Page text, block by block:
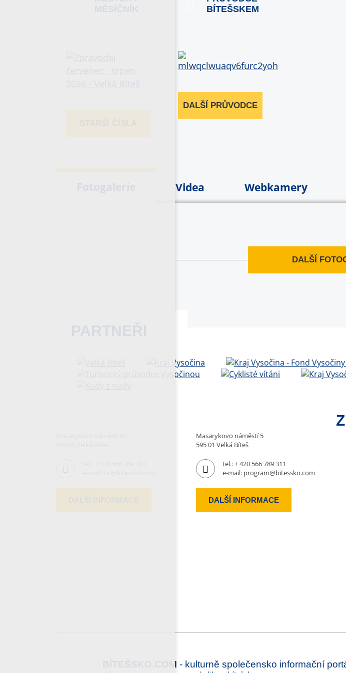
BÍTEŠSKEM
DALŠÍ PRŮVODCE
Videa Webkamery
DALŠÍ
Masarykovo náměstí 5
595 01 Velká Bíteš
tel.:+ 420 566 789 311
e-mail: program@bitessko.com
DALŠÍ INFORMACE
BÍTEŠSKO.COM - kulturně společensko informační